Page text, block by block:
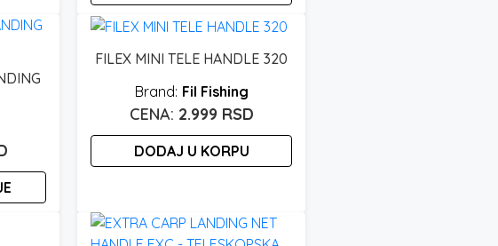
FILEX MINI TELE HANDLE 320
Fil Fishing
2.999 RSD
DODAJ U KORPU